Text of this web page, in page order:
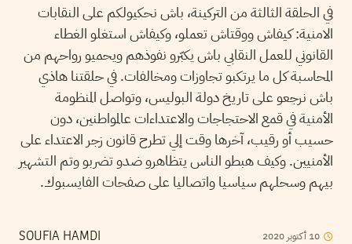
في الحلقة الثالثة من التركينة، باش نحكيولكم على النقابات
الامنية: كيفاش ووقتاش تعملو، وكيفاش استغلو الغطاء
القانوني للعمل النقابي باش يكبّرو نفوذهم ويحميو رواحهم من
المحاسبة كل ما يرتكبو تجاوزات ومخالفات. في حلقتنا هاذي
باش نرجعو على تاريخ دولة البوليس، وتواصل المنظومة
الأمنية في قمع الاحتجاجات والاعتداءات عالمواطنين، دون
حسيب أو رقيب، آخرها وقت إلي تطرح قانون زجر الاعتداء على
الأمنيين. وكيف هبطو الناس يتظاهرو ضدو تضربو وتم التشهير
بيهم وسحلهم سياسيا واتصاليا على صفحات الفايسبوك.
SOUFIA HAMDI 10 أكتوبر 2020